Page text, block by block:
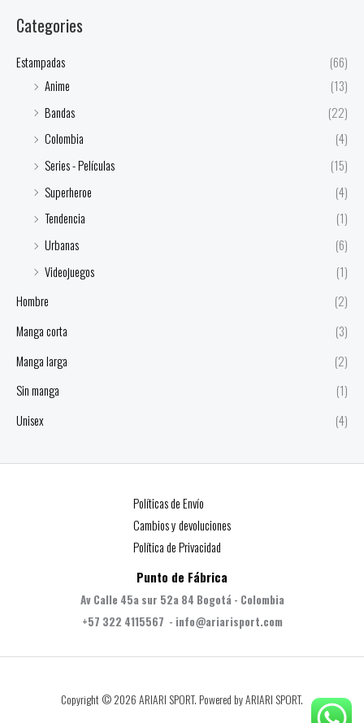
Categories
Estampadas
(66)
Anime
(13)
Bandas
(22)
Colombia
(4)
Series - Películas
(15)
Superheroe
(4)
Tendencia
(1)
Urbanas
(6)
Videojuegos
(1)
Hombre
(2)
Manga corta
(3)
Manga larga
(2)
Sin manga
(1)
Unisex
(4)
Políticas de Envío
Cambios y devoluciones
Política de Privacidad
Punto de Fábrica
Av Calle 45a sur 52a 84 Bogotá - Colombia
+57 322 4115567 - info@ariarisport.com
Copyright © 2026 ARIARI SPORT. Powered by ARIARI SPORT.